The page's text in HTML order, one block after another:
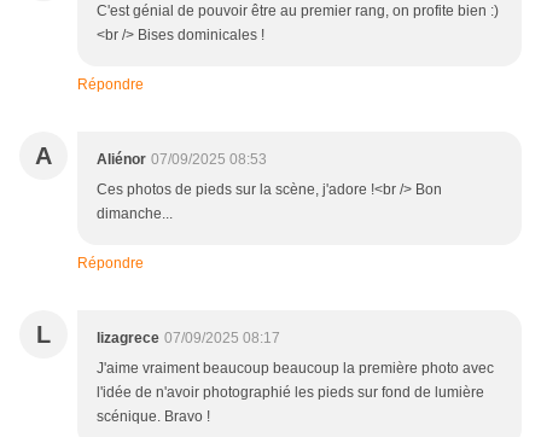
C'est génial de pouvoir être au premier rang, on profite bien :)
<br /> Bises dominicales !
Répondre
A Aliénor 07/09/2025 08:53
Ces photos de pieds sur la scène, j'adore !<br /> Bon
dimanche...
Répondre
L lizagrece 07/09/2025 08:17
J'aime vraiment beaucoup beaucoup la première photo avec
l'idée de n'avoir photographié les pieds sur fond de lumière
scénique. Bravo !